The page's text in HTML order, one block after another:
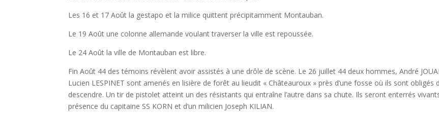
Les 16 et 17 Août la gestapo et la milice quittent précipitamment Montauban.
Le 19 Août une colonne allemande voulant traverser la ville est repoussée.
Le 24 Août la ville de Montauban est libre.
Fin Août 44 des témoins révèlent avoir assistés à une drôle de scène. Le 26 juillet 44 deux hommes, André
Lucien LESPINET sont amenés en lisière de forêt au lieudit « Châteauroux » près d’une fosse où ils sont obligés
descendre. Un tir de pistolet atteint un des résistants qui entraîne l’autre dans sa chute. Ils seront enterrés
présence du capitaine SS KORN et d’un milicien Joseph KILIAN.